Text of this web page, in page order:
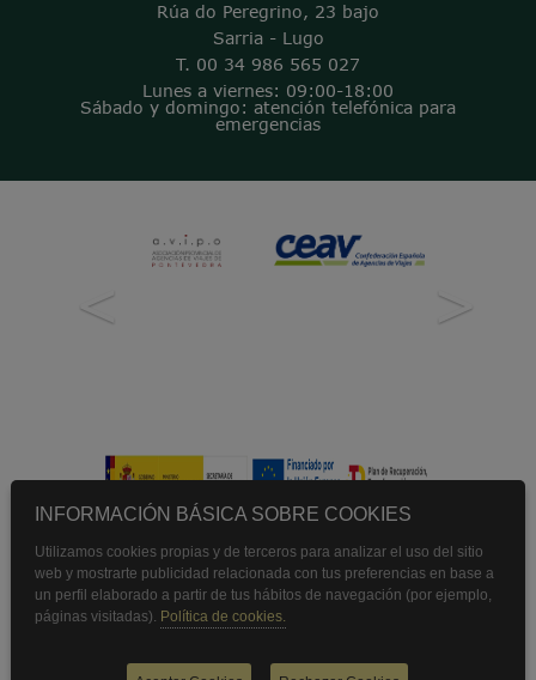
Rúa do Peregrino, 23 bajo
Sarria - Lugo
T. 00 34 986 565 027
Lunes a viernes: 09:00-18:00
Sábado y domingo: atención telefónica para
emergencias
< >
Licencia Agencia de Viajes:
XG-207
Política de privacidad Aviso legal
INFORMACIÓN BÁSICA SOBRE COOKIES
Utilizamos cookies propias y de terceros para analizar el uso del sitio
web y mostrarte publicidad relacionada con tus preferencias en base a
un perfil elaborado a partir de tus hábitos de navegación (por ejemplo,
páginas visitadas). Política de cookies.